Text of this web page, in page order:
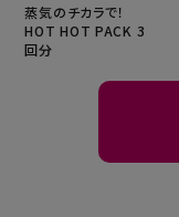
蒸気のチカラで！
HOT HOT PACK 3
回分